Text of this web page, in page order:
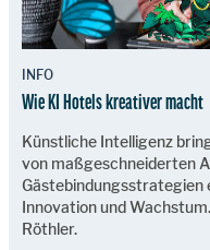
INFO
Wie KI Hotels kreativer macht
Künstliche Intelligenz
von maßgeschneiderten
Gästebindungsstrategien
Innovation und
Röthler.